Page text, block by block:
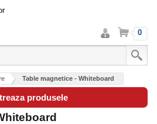
Intra
in
cont
Cos 0
Table magnetice - Whiteboard
produsele